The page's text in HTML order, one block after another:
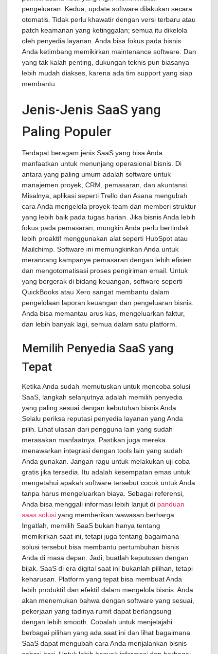
pengeluaran. Kedua, update software dilakukan secara
otomatis. Tidak perlu khawatir dengan versi terbaru atau
patch keamanan yang ketinggalan; semua itu dikelola
oleh penyedia layanan. Anda bisa fokus pada bisnis
Anda ketimbang memikirkan maintenance software. Dan
yang tak kalah penting, dukungan teknis pun biasanya
lebih mudah diakses, karena ada tim support yang siap
membantu.
Jenis-Jenis SaaS yang
Paling Populer
Terdapat beragam jenis SaaS yang bisa Anda
manfaatkan untuk menunjang operasional bisnis. Di
antara yang paling umum adalah software untuk
manajemen proyek, CRM, pemasaran, dan akuntansi.
Misalnya, aplikasi seperti Trello dan Asana mengubah
cara Anda mengelola proyek-team dan memberi struktur
yang lebih baik pada tugas harian. Jika bisnis Anda lebih
fokus pada pemasaran, mungkin Anda perlu bertindak
lebih proaktif menggunakan alat seperti HubSpot atau
Mailchimp. Software ini memungkinkan Anda untuk
merancang kampanye pemasaran dengan lebih efisien
dan mengotomatisasi proses pengiriman email. Untuk
yang bergerak di bidang keuangan, software seperti
QuickBooks atau Xero sangat membantu dalam
pengelolaan laporan keuangan dan pengeluaran bisnis.
Anda bisa memantau arus kas, mengeluarkan faktur,
dan lebih banyak lagi, semua dalam satu platform.
Memilih Penyedia SaaS yang
Tepat
Ketika Anda sudah memutuskan untuk mencoba solusi
SaaS, langkah selanjutnya adalah memilih penyedia
yang paling sesuai dengan kebutuhan bisnis Anda.
Selalu periksa reputasi penyedia layanan yang Anda
pilih. Lihat ulasan dari pengguna lain yang sudah
merasakan manfaatnya. Pastikan juga mereka
menawarkan integrasi dengan tools lain yang sudah
Anda gunakan. Jangan ragu untuk melakukan uji coba
gratis jika tersedia. Itu adalah kesempatan emas untuk
mengetahui apakah software tersebut cocok untuk Anda
tanpa harus mengeluarkan biaya. Sebagai referensi,
Anda bisa menggali informasi lebih lanjut di panduan
saas solusi yang memberikan wawasan berharga.
Ingatlah, memilih SaaS bukan hanya tentang
memikirkan saat ini, tetapi juga tentang bagaimana
solusi tersebut bisa membantu pertumbuhan bisnis
Anda di masa depan. Jadi, buatlah keputusan dengan
bijak. SaaS di era digital saat ini bukanlah pilihan, tetapi
keharusan. Platform yang tepat bisa membuat Anda
lebih produktif dan efektif dalam mengelola bisnis. Anda
akan menemukan bahwa dengan software yang sesuai,
pekerjaan yang tadinya rumit dapat berlangsung
dengan lebih smooth. Cobalah untuk menjelajahi
berbagai pilihan yang ada saat ini dan lihat bagaimana
SaaS dapat mengubah cara Anda menjalankan bisnis